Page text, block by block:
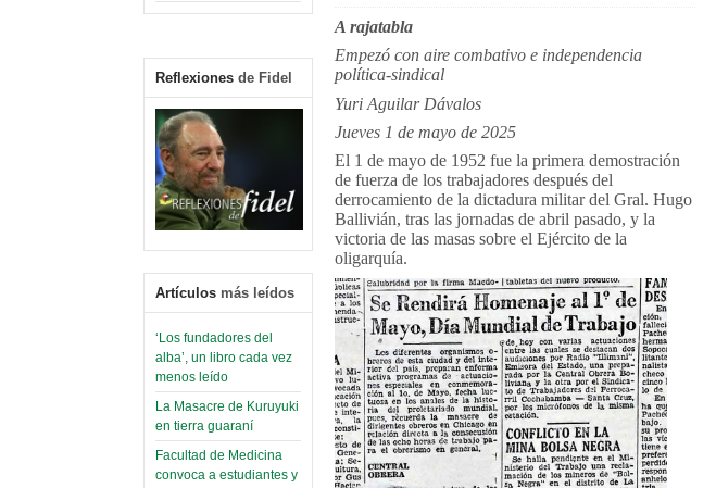
Reflexiones de Fidel
Artículos más leídos
‘Los fundadores del
alba’, un libro cada vez
menos leído
La Masacre de Kuruyuki
en tierra guaraní
Facultad de Medicina
convoca a estudiantes y
A rajatabla
Empezó con aire combativo e independencia
política-sindical
Yuri Aguilar Dávalos
Jueves 1 de mayo de 2025
El 1 de mayo de 1952 fue la primera demostración
de fuerza de los trabajadores después del
derrocamiento de la dictadura militar del Gral. Hugo
Ballivián, tras las jornadas de abril pasado, y la
victoria de las masas sobre el Ejército de la
oligarquía.